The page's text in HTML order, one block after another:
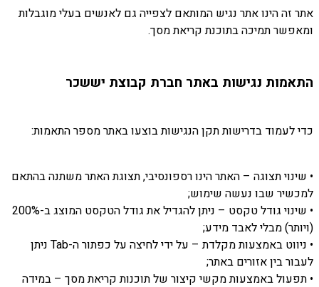
אתר זה הינו אתר נגיש המותאם לצפייה גם לאנשים בעלי מוגבלות
ומאפשר תמיכה בתוכנת קריאת מסך.
התאמות נגישות באתר חברת קבוצת יששכר
כדי לעמוד בדרישות תקן הנגישות בוצעו באתר מספר התאמות:
• שינוי תצוגה – האתר הינו רספונסיבי, תצוגת האתר משתנה בהתאם
למכשיר שבו נעשה שימוש;
• שינוי גודל טקסט – ניתן להגדיל את גודל הטקסט המוצג ב-200%
(ויותר) מבלי לאבד מידע;
• ניווט באמצעות מקלדת – על ידי לחיצה על כפתור ה-Tab ניתן
לעבור בין אזורים באתר;
• תפעול באמצעות מקשי קיצור של תוכנות קריאת מסך – במידה